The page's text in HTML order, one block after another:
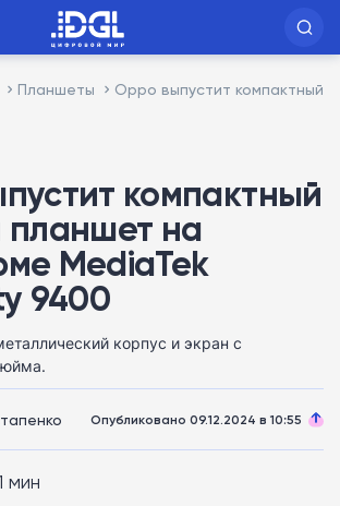
Планшеты Oppo выпустит компактный
компактный
планшет на
MediaTek
9400
корпус и экран с
Опубликовано 09.12.2024 в 10:55
мин